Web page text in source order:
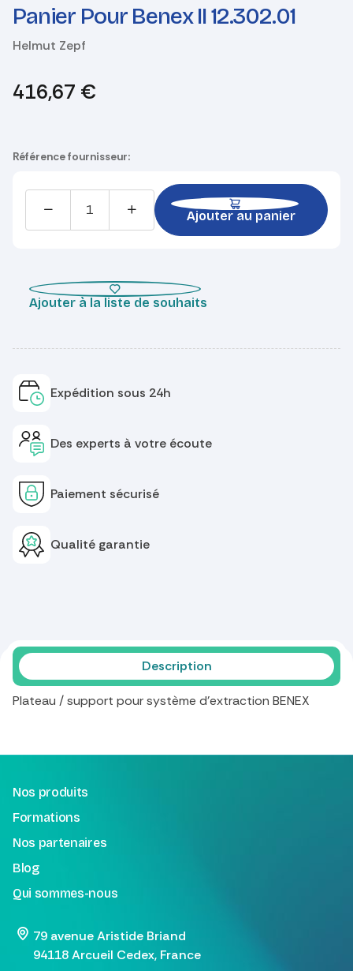
Panier Pour Benex II 12.302.01
Helmut Zepf
416,67 €
Référence fournisseur:
Ajouter au panier
Ajouter à la liste de souhaits
Expédition sous 24h
Des experts à votre écoute
Paiement sécurisé
Qualité garantie
Description
Plateau / support pour système d’extraction BENEX
Nos produits
Formations
Nos partenaires
Blog
Qui sommes-nous
79 avenue Aristide Briand
94118 Arcueil Cedex, France